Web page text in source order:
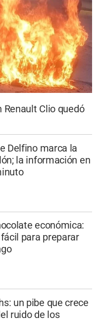
Renault Clio quedó
Delfino marca la
la información en
económica:
para preparar
un pibe que crece
ruido de los